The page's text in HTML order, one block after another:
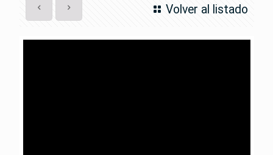
Volver al listado